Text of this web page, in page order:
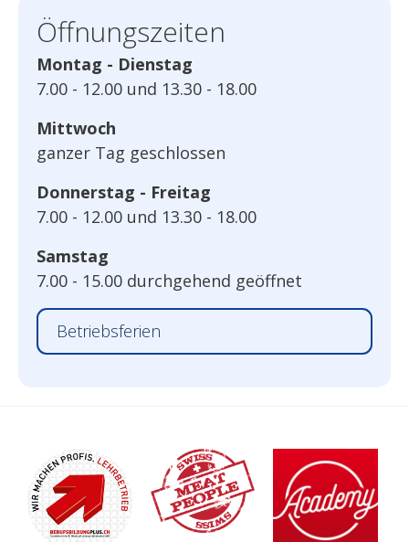
Öffnungszeiten
Montag - Dienstag
7.00 - 12.00 und 13.30 - 18.00
Mittwoch
ganzer Tag geschlossen
Donnerstag - Freitag
7.00 - 12.00 und 13.30 - 18.00
Samstag
7.00 - 15.00 durchgehend geöffnet
Betriebsferien